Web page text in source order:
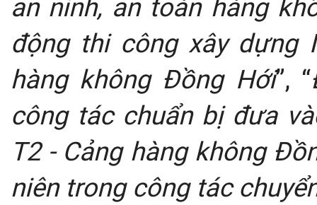
động thi công xây dựng
hàng không Đồng Hới”, “
công tác chuẩn bị đưa
T2 - Cảng hàng không
niên trong công tác